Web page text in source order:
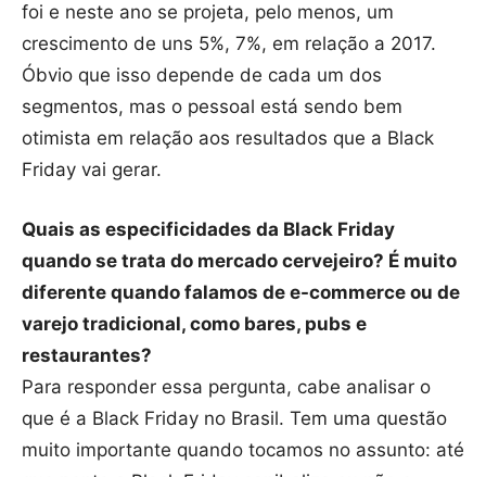
foi e neste ano se projeta, pelo menos, um
crescimento de uns 5%, 7%, em relação a 2017.
Óbvio que isso depende de cada um dos
segmentos, mas o pessoal está sendo bem
otimista em relação aos resultados que a Black
Friday vai gerar.
Quais as especificidades da Black Friday
quando se trata do mercado cervejeiro? É muito
diferente quando falamos de e-commerce ou de
varejo tradicional, como bares, pubs e
restaurantes?
Para responder essa pergunta, cabe analisar o
que é a Black Friday no Brasil. Tem uma questão
muito importante quando tocamos no assunto: até